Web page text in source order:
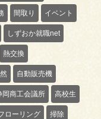
間取り イベント
しずおか就職net
熱交換
自動販売機
岡商工会議所 高校生
ローリング 掃除